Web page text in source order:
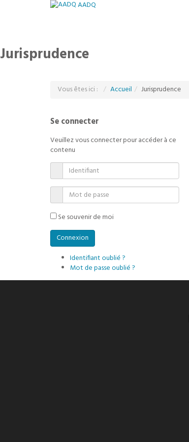
AADQ
Jurisprudence
Vous êtes ici : Accueil Jurisprudence
Se connecter
Veuillez vous connecter pour accéder à ce
contenu
Se souvenir de moi
Identifiant oublié ?
Mot de passe oublié ?